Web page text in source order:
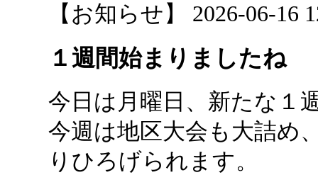
【お知らせ】 2026-06-16
１週間始まりましたね
今日は月曜日、新たな１
今週は地区大会も大詰め
りひろげられます。